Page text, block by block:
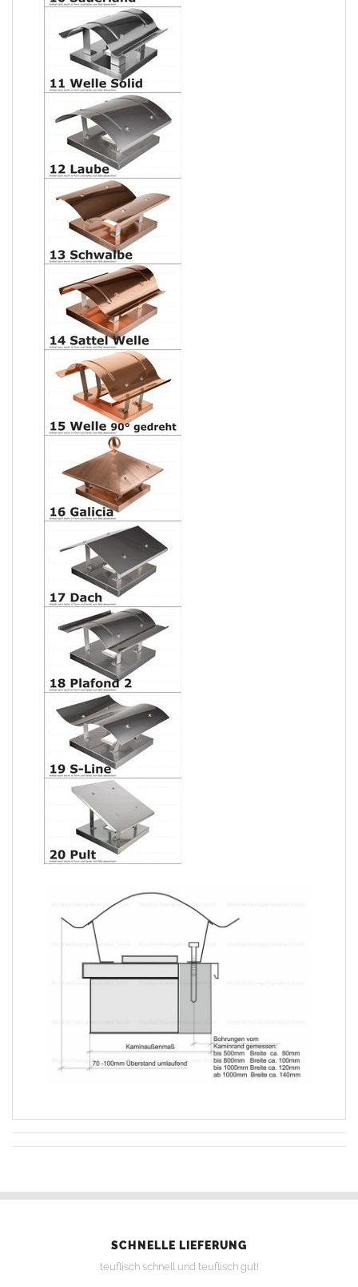
SCHNELLE LIEFERUNG
teuflisch schnell und teuflisch gut!